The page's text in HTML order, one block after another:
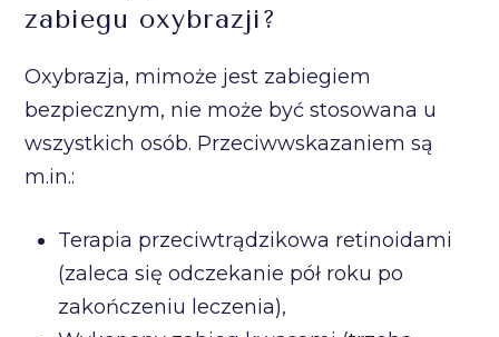
zabiegu oxybrazji?
Oxybrazja, mimoże jest zabiegiem
bezpiecznym, nie może być stosowana u
wszystkich osób. Przeciwwskazaniem są
m.in.:
Terapia przeciwtrądzikowa retinoidami
(zaleca się odczekanie pół roku po
zakończeniu leczenia),